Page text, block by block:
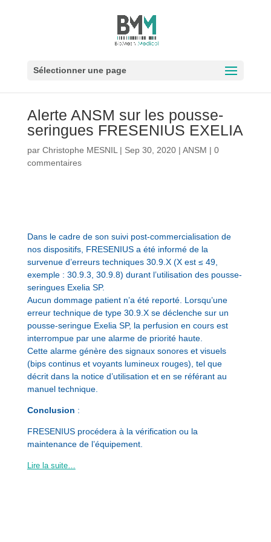
Sélectionner une page
Alerte ANSM sur les pousse-
seringues FRESENIUS EXELIA
par Christophe MESNIL | Sep 30, 2020| ANSM | 0
commentaires
Dans le cadre de son suivi post-commercialisation de
nos dispositifs, FRESENIUS a été informé de la
survenue d’erreurs techniques 30.9.X (X est ≤ 49,
exemple : 30.9.3, 30.9.8) durant l’utilisation des pousse-
seringues Exelia SP.
Aucun dommage patient n’a été reporté. Lorsqu’une
erreur technique de type 30.9.X se déclenche sur un
pousse-seringue Exelia SP, la perfusion en cours est
interrompue par une alarme de priorité haute.
Cette alarme génère des signaux sonores et visuels
(bips continus et voyants lumineux rouges), tel que
décrit dans la notice d’utilisation et en se référant au
manuel technique.
Conclusion :
FRESENIUS procédera à la vérification ou la
maintenance de l’équipement.
Lire la suite…